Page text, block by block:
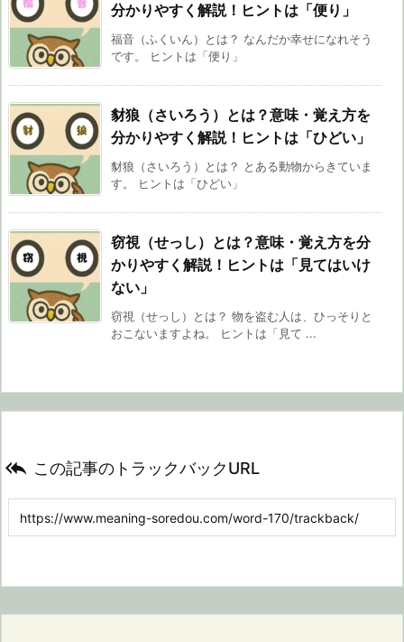
分かりやすく解説！ヒントは「便り」
福音（ふくいん）とは？ なんだか幸せになれそう
です。 ヒントは「便り」
豺狼（さいろう）とは？意味・覚え方を
分かりやすく解説！ヒントは「ひどい」
豺狼（さいろう）とは？ とある動物からきていま
す。 ヒントは「ひどい」
窃視（せっし）とは？意味・覚え方を分
かりやすく解説！ヒントは「見てはいけ
ない」
窃視（せっし）とは？ 物を盗む人は、ひっそりと
おこないますよね。 ヒントは「見て ...
 この記事のトラックバックURL